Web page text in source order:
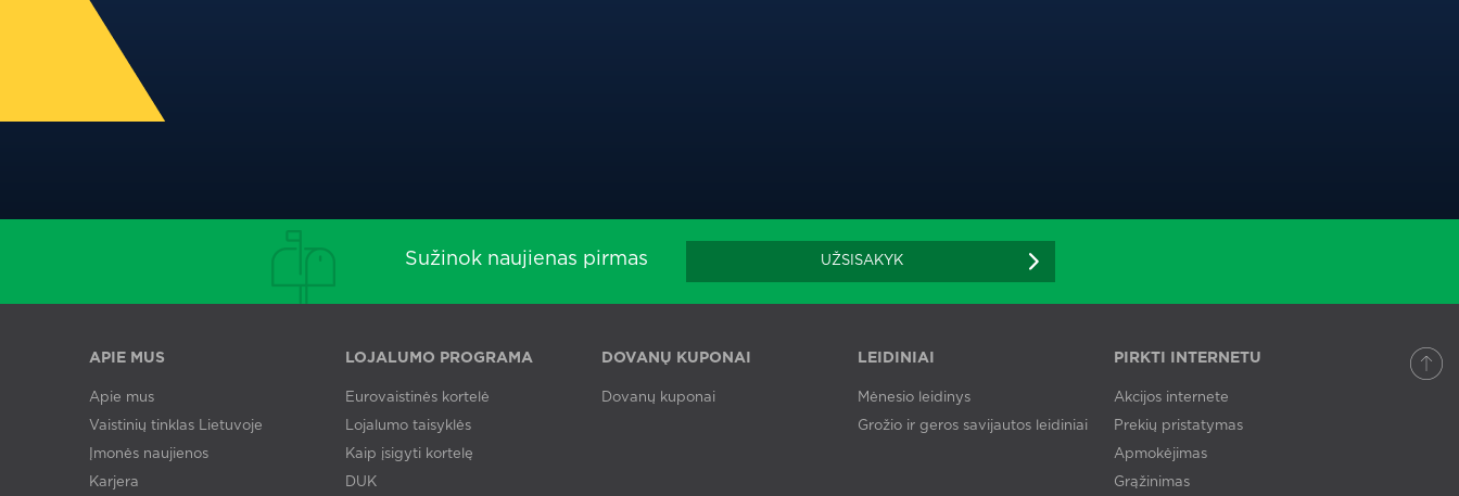
Sužinok naujienas pirmas UŽSISAKYK
APIE MUS
Apie mus
Vaistinių tinklas Lietuvoje
Įmonės naujienos
Karjera
LOJALUMO PROGRAMA
Eurovaistinės kortelė
Lojalumo taisyklės
Kaip įsigyti kortelę
DUK
DOVANŲ KUPONAI
Dovanų kuponai
LEIDINIAI
Mėnesio leidinys
Grožio ir geros savijautos leidiniai
PIRKTI INTERNETU
Akcijos internete
Prekių pristatymas
Apmokėjimas
Grąžinimas